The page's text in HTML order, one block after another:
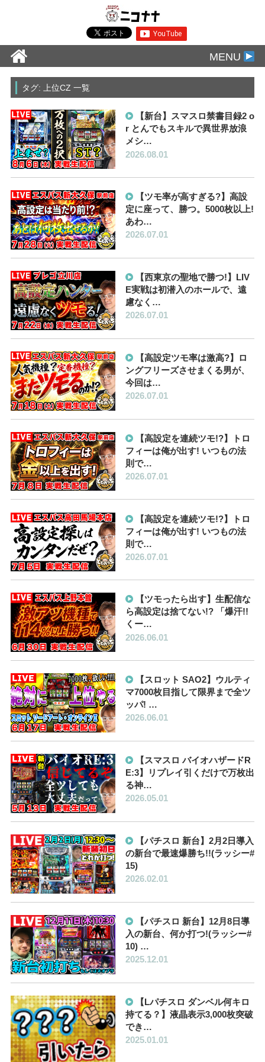
MENU
タグ: 上位CZ 一覧
【新台】スマスロ禁書目録2 o
r とんでもスキルで異世界放浪
メシ…
2026.08.01
【ツモ率が高すぎる?】高設
定に座って、勝つ。5000枚以上!
あわ…
2026.07.01
【西東京の聖地で勝つ!】LIV
E実戦は初潜入のホールで、遠
慮なく…
2026.07.01
【高設定ツモ率は激高?】ロ
ングフリーズさせまくる男が、
今回は…
2026.07.01
【高設定を連続ツモ!?】トロ
フィーは俺が出す! いつもの法
則で…
2026.07.01
【高設定を連続ツモ!?】トロ
フィーは俺が出す! いつもの法
則で…
2026.07.01
【ツモったら出す】生配信な
ら高設定は捨てない!? 「爆汗!!
くー…
2026.06.01
【スロット SAO2】ウルティ
マ7000枚目指して限界まで全ツ
ッパ! …
2026.06.01
【スマスロ バイオハザードR
E:3】リプレイ引くだけで万枚出
る神…
2026.05.01
【パチスロ 新台】2月2日導入
の新台で最速爆勝ち!!(ラッシー#
15)
2026.02.01
【パチスロ 新台】12月8日導
入の新台、何か打つ!(ラッシー#
10) …
2025.12.01
【Lパチスロ ダンベル何キロ
持てる？】液晶表示3,000枚突破
でき…
2025.01.01